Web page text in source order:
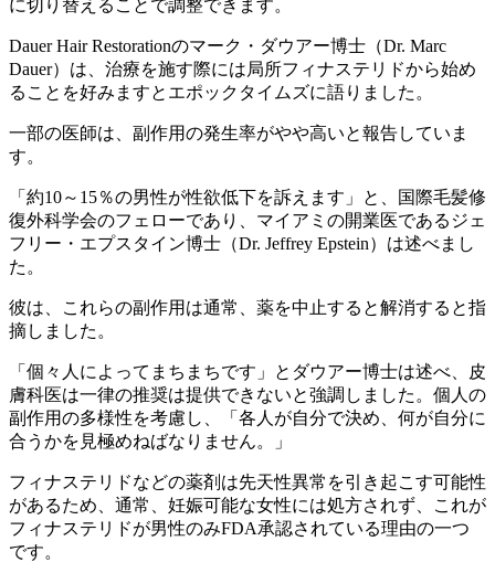
に切り替えることで調整できます。
Dauer Hair Restorationのマーク・ダウアー博士（Dr. Marc
Dauer）は、治療を施す際には局所フィナステリドから始め
ることを好みますとエポックタイムズに語りました。
一部の医師は、副作用の発生率がやや高いと報告していま
す。
「約10～15％の男性が性欲低下を訴えます」と、国際毛髪修
復外科学会のフェローであり、マイアミの開業医であるジェ
フリー・エプスタイン博士（Dr. Jeffrey Epstein）は述べまし
た。
彼は、これらの副作用は通常、薬を中止すると解消すると指
摘しました。
「個々人によってまちまちです」とダウアー博士は述べ、皮
膚科医は一律の推奨は提供できないと強調しました。個人の
副作用の多様性を考慮し、「各人が自分で決め、何が自分に
合うかを見極めねばなりません。」
フィナステリドなどの薬剤は先天性異常を引き起こす可能性
があるため、通常、妊娠可能な女性には処方されず、これが
フィナステリドが男性のみFDA承認されている理由の一つ
です。